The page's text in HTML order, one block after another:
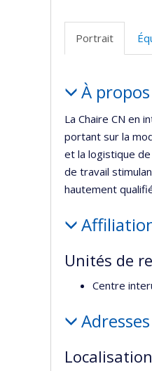
Portrait
Portrait
À propos
La Chaire CN en
portant sur la
et la logistique
de travail
hautement
Unités de
Centre
Adresses